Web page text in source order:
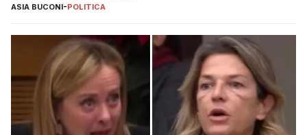
ASIA BUCONI-POLITICA